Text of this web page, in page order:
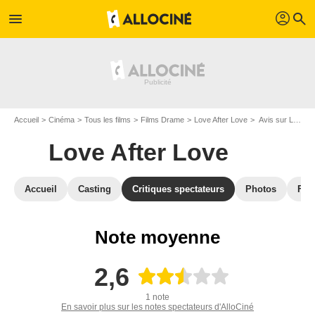
menu profil search
Accueil Cinéma Tous les films Films Drame Love After Love Avis sur Love After Love
Love After Love
Accueil Casting Critiques spectateurs Photos
Note moyenne
2,6
1 note
En savoir plus sur les notes spectateurs d'AlloCiné